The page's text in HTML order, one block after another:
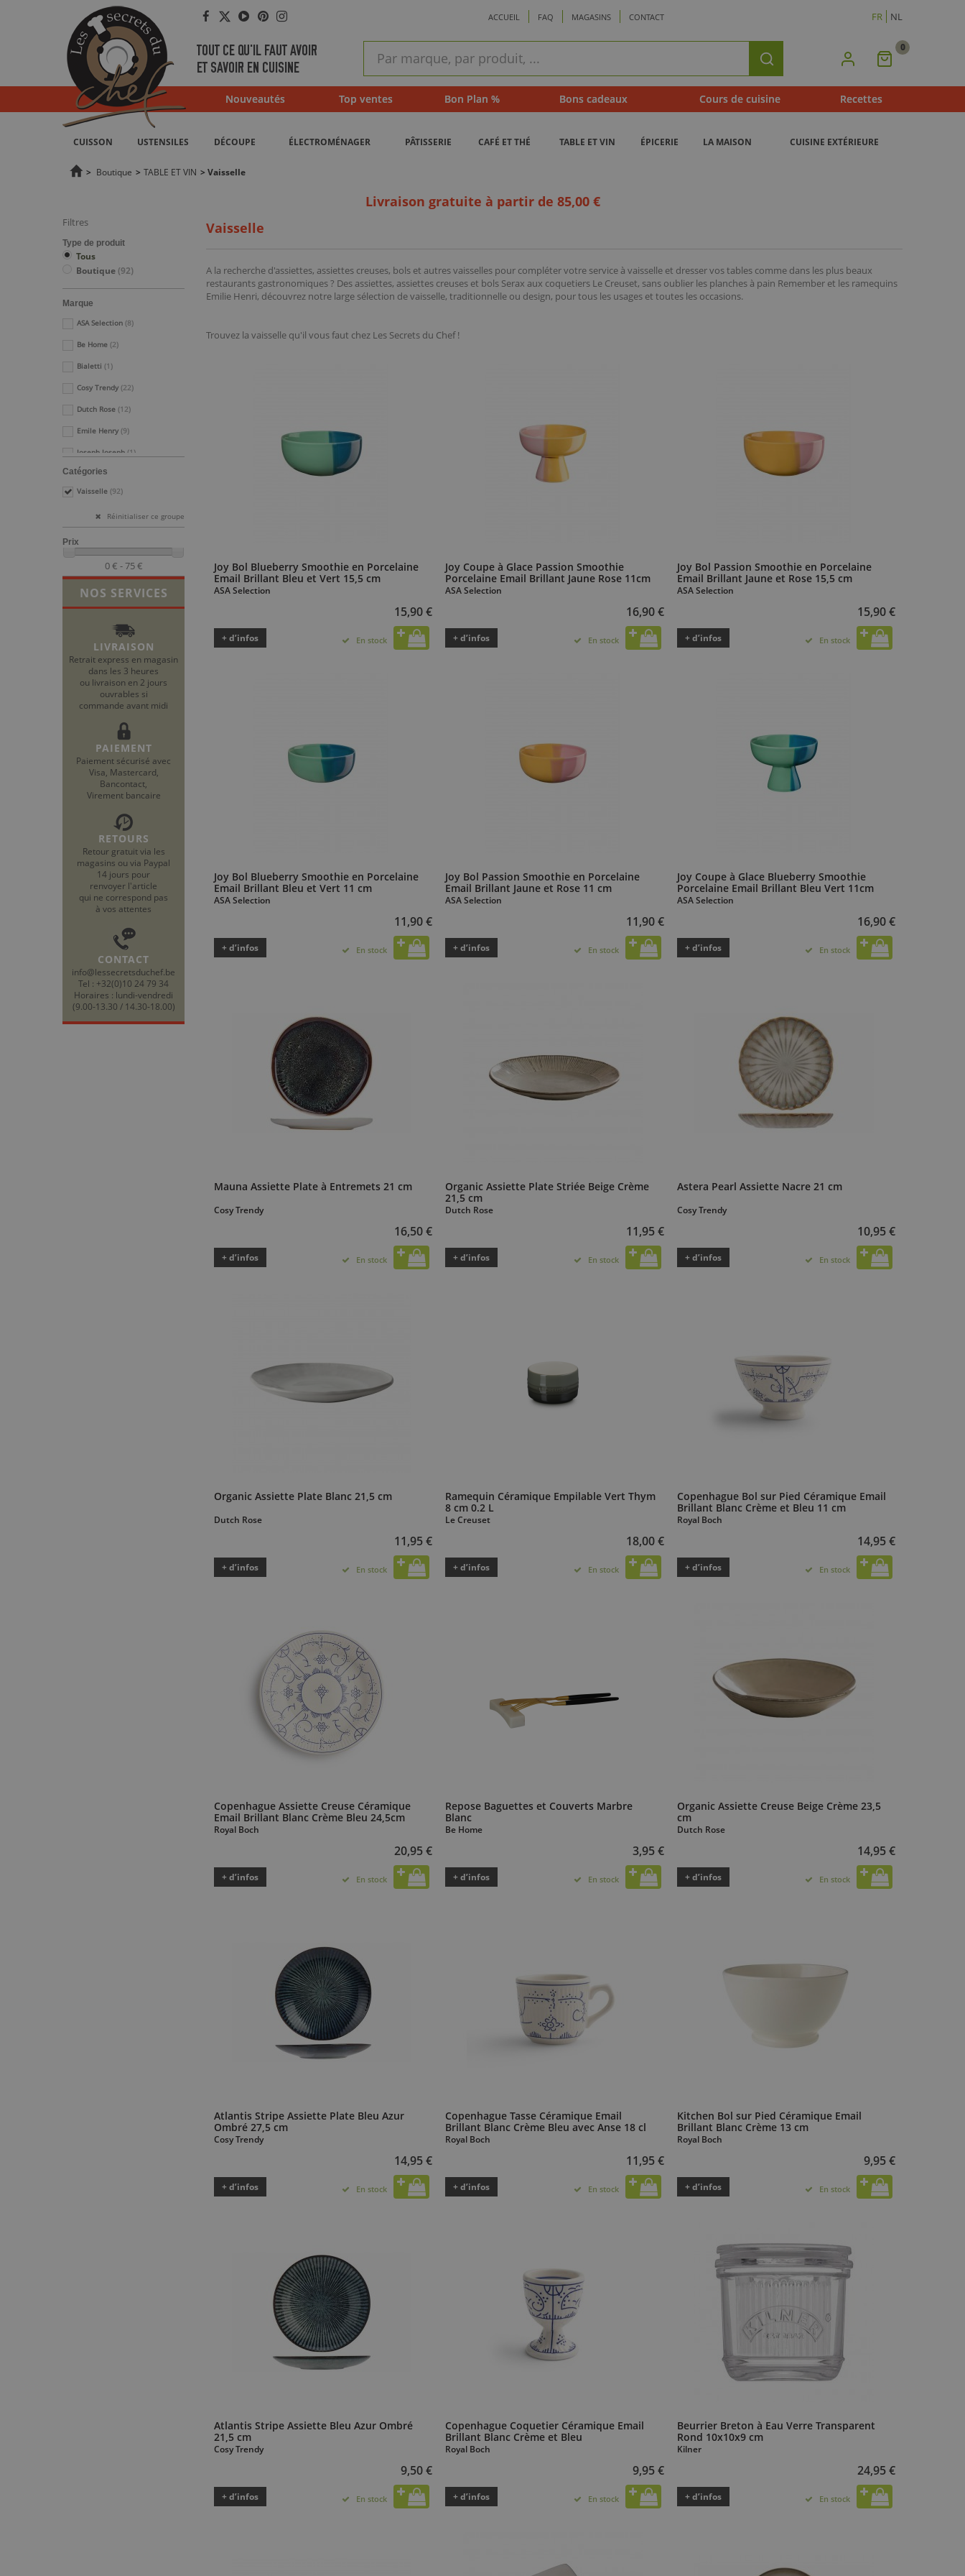
Facebook
Twitter
YouTube
Pinterest
Instagram ACCUEIL FAQ MAGASINS CONTACT FR NL
TOUT CE QU'IL FAUT AVOIR
ET SAVOIR EN CUISINE
rapide
Rechercher Mon
0
Nouveautés Top ventes Bon Plan % Bons cadeaux Cours de cuisine Recettes
CUISSON USTENSILES DÉCOUPE ÉLECTROMÉNAGER PÂTISSERIE CAFÉ ET THÉ TABLE ET VIN ÉPICERIE LA MAISON CUISINE EXTÉRIEURE
> Boutique > TABLE ET VIN > Vaisselle
Livraison gratuite à partir de 85,00 €
Filtres
Type de produit
Tous
Boutique (92)
Marque
ASA Selection (8)
Be Home (2)
Bialetti (1)
Cosy Trendy (22)
Dutch Rose (12)
Emile Henry (9)
Joseph Joseph (1)
Kilner(2)
Kuchenprofi(1)
Le Creuset(10)
Rose - Tulipani
Serax(2)
Catégories
Vaisselle (92)
Réinitialiser ce groupe
Prix
0 € - 75 €
NOS SERVICES
LIVRAISON
Retrait express en magasin
dans les 3 heures
ou livraison en 2 jours
ouvrables si
commande avant midi
PAIEMENT
Paiement sécurisé avec
Visa, Mastercard,
Bancontact,
Virement bancaire
RETOURS
Retour gratuit via les
magasins ou via Paypal
14 jours pour
renvoyer l'article
qui ne correspond pas
à vos attentes
CONTACT
info@lessecretsduchef.be
Tel : +32(0)10 24 79 34
Horaires : lundi-vendredi
(9.00-13.30 / 14.30-18.00)
Vaisselle
A la recherche d'assiettes, assiettes creuses, bols et autres vaisselles pour compléter votre service à vaisselle et dresser vos tables comme dans les plus beaux
restaurants gastronomiques ? Des assiettes, assiettes creuses et bols Serax aux coquetiers Le Creuset, sans oublier les planches à pain Remember et les ramequins
Emilie Henri, découvrez notre large sélection de vaisselle, traditionnelle ou design, pour tous les usages et toutes les occasions.
Trouvez la vaisselle qu'il vous faut chez Les Secrets du Chef !
Joy Bol Blueberry Smoothie en Porcelaine
Email Brillant Bleu et Vert 15,5 cm
ASA Selection
15,90 €
+ d’infos En stock
Joy Coupe à Glace Passion Smoothie
Porcelaine Email Brillant Jaune Rose 11cm
ASA Selection
16,90 €
+ d’infos En stock
Joy Bol Passion Smoothie en Porcelaine
Email Brillant Jaune et Rose 15,5 cm
ASA Selection
15,90 €
+ d’infos En stock
Joy Bol Blueberry Smoothie en Porcelaine
Email Brillant Bleu et Vert 11 cm
ASA Selection
11,90 €
+ d’infos En stock
Joy Bol Passion Smoothie en Porcelaine
Email Brillant Jaune et Rose 11 cm
ASA Selection
11,90 €
+ d’infos En stock
Joy Coupe à Glace Blueberry Smoothie
Porcelaine Email Brillant Bleu Vert 11cm
ASA Selection
16,90 €
+ d’infos En stock
Mauna Assiette Plate à Entremets 21 cm
Cosy Trendy
16,50 €
+ d’infos En stock
Organic Assiette Plate Striée Beige Crème
21,5 cm
Dutch Rose
11,95 €
+ d’infos En stock
Astera Pearl Assiette Nacre 21 cm
Cosy Trendy
10,95 €
+ d’infos En stock
Organic Assiette Plate Blanc 21,5 cm
Dutch Rose
11,95 €
+ d’infos En stock
Ramequin Céramique Empilable Vert Thym
8 cm 0.2 L
Le Creuset
18,00 €
+ d’infos En stock
Copenhague Bol sur Pied Céramique Email
Brillant Blanc Crème et Bleu 11 cm
Royal Boch
14,95 €
+ d’infos En stock
Copenhague Assiette Creuse Céramique
Email Brillant Blanc Crème Bleu 24,5cm
Royal Boch
20,95 €
+ d’infos En stock
Repose Baguettes et Couverts Marbre
Blanc
Be Home
3,95 €
+ d’infos En stock
Organic Assiette Creuse Beige Crème 23,5
cm
Dutch Rose
14,95 €
+ d’infos En stock
Atlantis Stripe Assiette Plate Bleu Azur
Ombré 27,5 cm
Cosy Trendy
14,95 €
+ d’infos En stock
Copenhague Tasse Céramique Email
Brillant Blanc Crème Bleu avec Anse 18 cl
Royal Boch
11,95 €
+ d’infos En stock
Kitchen Bol sur Pied Céramique Email
Brillant Blanc Crème 13 cm
Royal Boch
9,95 €
+ d’infos En stock
Atlantis Stripe Assiette Bleu Azur Ombré
21,5 cm
Cosy Trendy
9,50 €
+ d’infos En stock
Copenhague Coquetier Céramique Email
Brillant Blanc Crème et Bleu
Royal Boch
9,95 €
+ d’infos En stock
Beurrier Breton à Eau Verre Transparent
Rond 10x10x9 cm
Kilner
24,95 €
+ d’infos En stock